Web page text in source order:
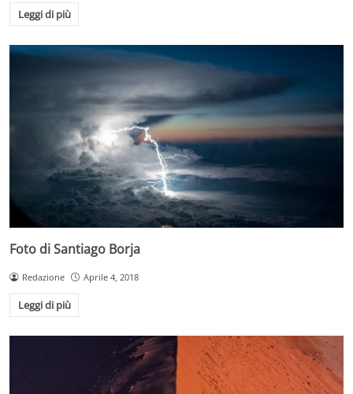
Leggi di più
Foto di Santiago Borja
Redazione Aprile 4, 2018
Leggi di più